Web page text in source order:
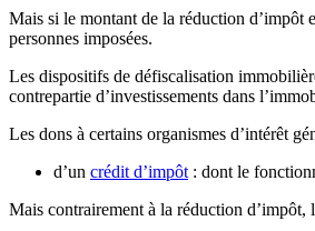
Mais si le montant de la réduction d’impôt
personnes imposées.
Les dispositifs de défiscalisation
contrepartie d’investissements dans
Les dons à certains organismes d’intérêt
d’un crédit d’impôt: dont le
Mais contrairement à la réduction d’impôt,